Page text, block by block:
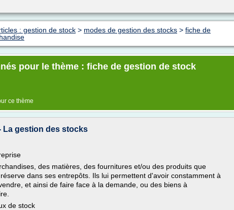
: gestion de stock > modes de gestion des stocks > fiche de
pour le thème : fiche de gestion de stock
ce thème
La gestion des stocks
des matières, des fournitures et/ou des produits que
dans ses entrepôts. Ils lui permettent d'avoir constamment à
et ainsi de faire face à la demande, ou des biens à
de stock